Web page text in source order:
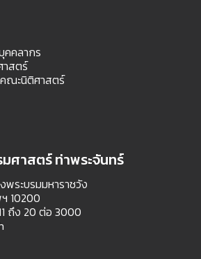
คคลากร
สตร์
คณะนิติศาสตร์
ศาสตร์ ท่าพระจันทร์
พระบรมมหาราชวัง
10200
ถึง 20 ต่อ 3000